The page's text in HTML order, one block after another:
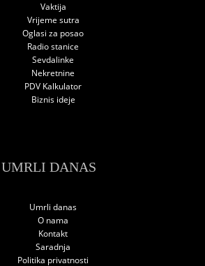
Vaktija
Vrijeme sutra
Oglasi za posao
Radio stanice
Sevdalinke
Nekretnine
PDV Kalkulator
Biznis ideje
UMRLI DANAS
Umrli danas
O nama
Kontakt
Saradnja
Politika privatnosti